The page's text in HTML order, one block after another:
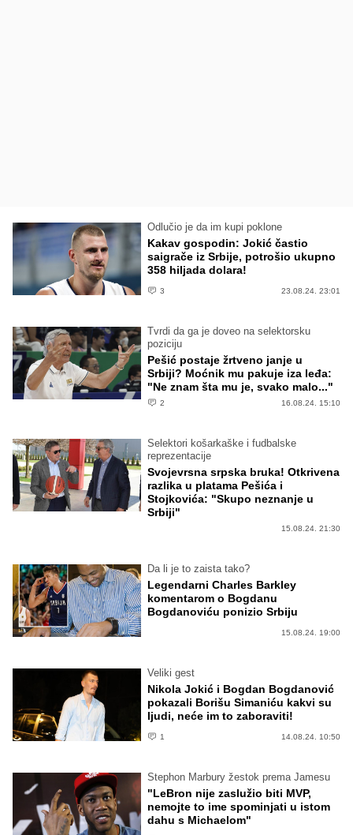
Odlučio je da im kupi poklone
Kakav gospodin: Jokić častio
saigrače iz Srbije, potrošio ukupno
358 hiljada dolara!
3 23.08.24. 23:01
Tvrdi da ga je doveo na selektorsku
poziciju
Pešić postaje žrtveno janje u
Srbiji? Moćnik mu pakuje iza leđa:
"Ne znam šta mu je, svako malo..."
2 16.08.24. 15:10
Selektori košarkaške i fudbalske
reprezentacije
Svojevrsna srpska bruka! Otkrivena
razlika u platama Pešića i
Stojkovića: "Skupo neznanje u
Srbiji"
15.08.24. 21:30
Da li je to zaista tako?
Legendarni Charles Barkley
komentarom o Bogdanu
Bogdanoviću ponizio Srbiju
15.08.24. 19:00
Veliki gest
Nikola Jokić i Bogdan Bogdanović
pokazali Borišu Simaniću kakvi su
ljudi, neće im to zaboraviti!
1 14.08.24. 10:50
Stephon Marbury žestok prema Jamesu
"LeBron nije zaslužio biti MVP,
nemojte to ime spominjati u istom
dahu s Michaelom"